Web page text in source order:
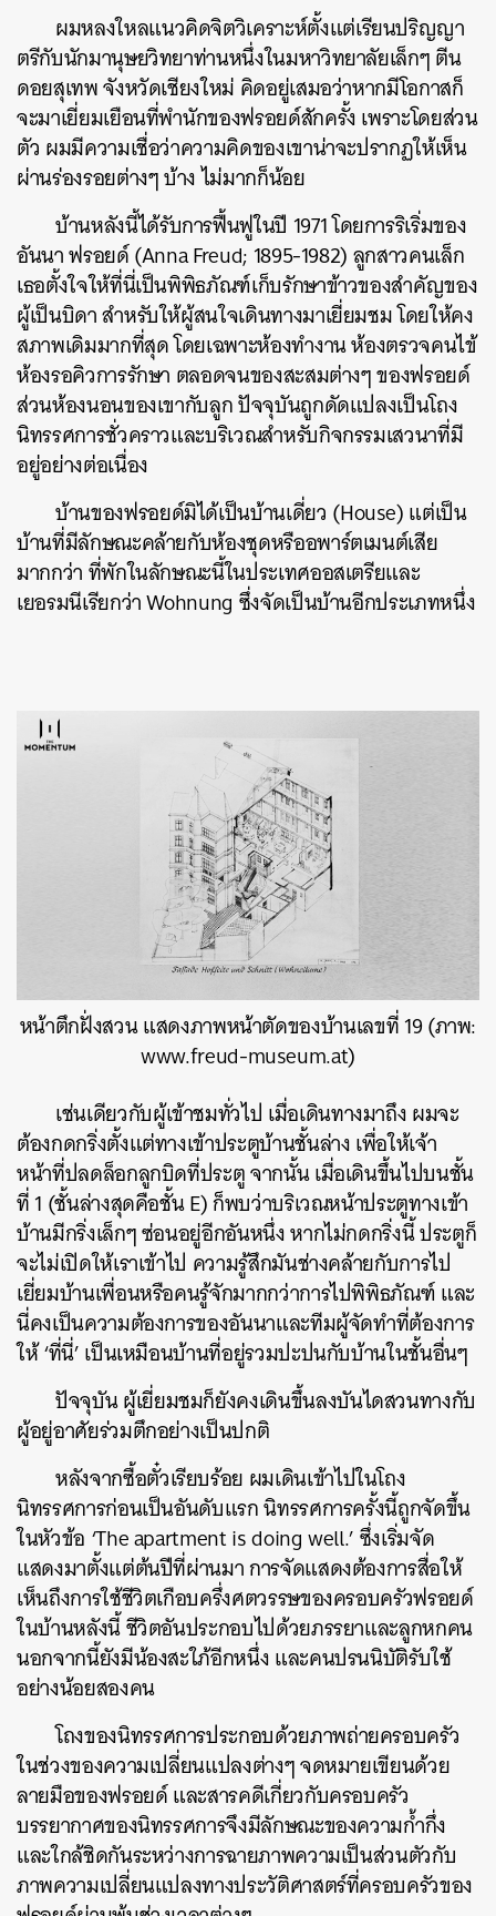
ผมหลงใหลแนวคิดจิตวิเคราะห์ตั้งแต่เรียนปริญญา
ตรีกับนักมานุษยวิทยาท่านหนึ่งในมหาวิทยาลัยเล็กๆ ตีน
ดอยสุเทพ จังหวัดเชียงใหม่ คิดอยู่เสมอว่าหากมีโอกาสก็
จะมาเยี่ยมเยือนที่พำนักของฟรอยด์สักครั้ง เพราะโดยส่วน
ตัว ผมมีความเชื่อว่าความคิดของเขาน่าจะปรากฏให้เห็น
ผ่านร่องรอยต่างๆ บ้าง ไม่มากก็น้อย
บ้านหลังนี้ได้รับการฟื้นฟูในปี 1971 โดยการริเริ่มของ
อันนา ฟรอยด์ (Anna Freud; 1895-1982) ลูกสาวคนเล็ก
เธอตั้งใจให้ที่นี่เป็นพิพิธภัณฑ์เก็บรักษาข้าวของสำคัญของ
ผู้เป็นบิดา สำหรับให้ผู้สนใจเดินทางมาเยี่ยมชม โดยให้คง
สภาพเดิมมากที่สุด โดยเฉพาะห้องทำงาน ห้องตรวจคนไข้
ห้องรอคิวการรักษา ตลอดจนของสะสมต่างๆ ของฟรอยด์
ส่วนห้องนอนของเขากับลูก ปัจจุบันถูกดัดแปลงเป็นโถง
นิทรรศการชั่วคราวและบริเวณสำหรับกิจกรรมเสวนาที่มี
อยู่อย่างต่อเนื่อง
บ้านของฟรอยด์มิได้เป็นบ้านเดี่ยว (House) แต่เป็น
บ้านที่มีลักษณะคล้ายกับห้องชุดหรืออพาร์ตเมนต์เสีย
มากกว่า ที่พักในลักษณะนี้ในประเทศออสเตรียและ
เยอรมนีเรียกว่า Wohnung ซึ่งจัดเป็นบ้านอีกประเภทหนึ่ง
หน้าตึกฝั่งสวน แสดงภาพหน้าตัดของบ้านเลขที่ 19 (ภาพ:
www.freud-museum.at)
เช่นเดียวกับผู้เข้าชมทั่วไป เมื่อเดินทางมาถึง ผมจะ
ต้องกดกริ่งตั้งแต่ทางเข้าประตูบ้านชั้นล่าง เพื่อให้เจ้า
หน้าที่ปลดล็อกลูกบิดที่ประตู จากนั้น เมื่อเดินขึ้นไปบนชั้น
ที่ 1 (ชั้นล่างสุดคือชั้น E) ก็พบว่าบริเวณหน้าประตูทางเข้า
บ้านมีกริ่งเล็กๆ ซ่อนอยู่อีกอันหนึ่ง หากไม่กดกริ่งนี้ ประตูก็
จะไม่เปิดให้เราเข้าไป ความรู้สึกมันช่างคล้ายกับการไป
เยี่ยมบ้านเพื่อนหรือคนรู้จักมากกว่าการไปพิพิธภัณฑ์ และ
นี่คงเป็นความต้องการของอันนาและทีมผู้จัดทำที่ต้องการ
ให้ ‘ที่นี่’ เป็นเหมือนบ้านที่อยู่รวมปะปนกับบ้านในชั้นอื่นๆ
ปัจจุบัน ผู้เยี่ยมชมก็ยังคงเดินขึ้นลงบันไดสวนทางกับ
ผู้อยู่อาศัยร่วมตึกอย่างเป็นปกติ
หลังจากซื้อตั๋วเรียบร้อย ผมเดินเข้าไปในโถง
นิทรรศการก่อนเป็นอันดับแรก นิทรรศการครั้งนี้ถูกจัดขึ้น
ในหัวข้อ ‘The apartment is doing well.’ ซึ่งเริ่มจัด
แสดงมาตั้งแต่ต้นปีที่ผ่านมา การจัดแสดงต้องการสื่อให้
เห็นถึงการใช้ชีวิตเกือบครึ่งศตวรรษของครอบครัวฟรอยด์
ในบ้านหลังนี้ ชีวิตอันประกอบไปด้วยภรรยาและลูกหกคน
นอกจากนี้ยังมีน้องสะใภ้อีกหนึ่ง และคนปรนนิบัติรับใช้
อย่างน้อยสองคน
โถงของนิทรรศการประกอบด้วยภาพถ่ายครอบครัว
ในช่วงของความเปลี่ยนแปลงต่างๆ จดหมายเขียนด้วย
ลายมือของฟรอยด์ และสารคดีเกี่ยวกับครอบครัว
บรรยากาศของนิทรรศการจึงมีลักษณะของความก้ำกึ่ง
และใกล้ชิดกันระหว่างการฉายภาพความเป็นส่วนตัวกับ
ภาพความเปลี่ยนแปลงทางประวัติศาสตร์ที่ครอบครัวของ